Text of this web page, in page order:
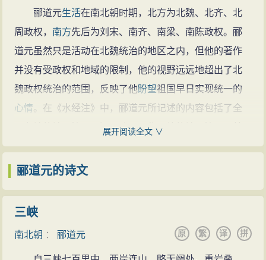
太和初年，郦道元承袭永宁侯爵位，依例降为伯这
一等级。太和十七年（493年）秋季，北魏迁都洛阳，郦
道元担任尚书郎。太和十八年（494年），跟随魏孝文帝
出巡北方，因执法清正，被提拔为治书侍御史。御史中
尉李彪认为道元执法公正严厉，自太傅掾引进为书侍御
史。
年间（500—503年），郦道元被下放为冀州镇东府长
也没有到过此州。郦道元在那里为官三年，为政严酷，
人们非常敬畏他，以至于奸人盗贼纷纷逃往他乡，冀州
境内大治。后来郦道元又做了鲁阳郡太守，上表朝廷建
立学校，
推崇教育
，教化乡民。朝廷下诏说：“鲁阳原本
是南部边境的地区，没有设立过学校。现在可以在那里
郦道元生活在南北朝时期，北方为北魏、北齐、北
周政权， 南方先后为刘宋、南齐、南梁、南陈政权。郦
道元虽然只是活动在北魏统治的地区之内，但他的著作
并没有受政权和地域的限制，他的视野远远地超出了北
魏政权统治的范围，反映了他盼望祖国早日实现统一的
心情。在《水经注》中，郦道元所记述的内容包括了全
国各地的地理情况，还记述了一些国外的地理情况，其
涉及地域东北至朝鲜的坝水（今大同江），南到扶南
（今越南和柬埔寨），西南到印度新头河 （今印度
到流沙 （今蒙古
郦道元在写《水经注》时，突破了《水经》只记河
展开阅读全文 ∨
郦道元的诗文
三峡
南北朝 ： 郦道元 拼
译
繁
原